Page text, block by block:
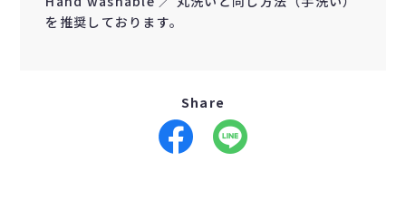
を推奨しております。
Share